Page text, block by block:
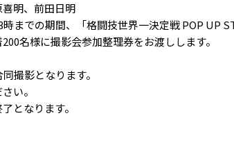
明、前田日明
までの期間、「格闘技世界一決定戦 POP UP
名様に撮影会参加整理券をお渡しします。
撮影となります。
い。
となります。